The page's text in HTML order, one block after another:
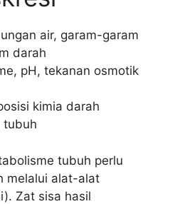
air, garam-garam
darah
pH, tekanan osmotik
kimia darah
tubuh
tubuh perlu
melalui alat-alat
Zat sisa hasil